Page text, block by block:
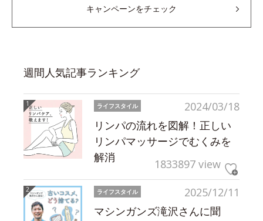
キャンペーンをチェック
週間人気記事ランキング
2024/03/18
ライフスタイル
リンパの流れを図解！正しい
リンパマッサージでむくみを
解消
1833897 view
2025/12/11
ライフスタイル
マシンガンズ滝沢さんに聞